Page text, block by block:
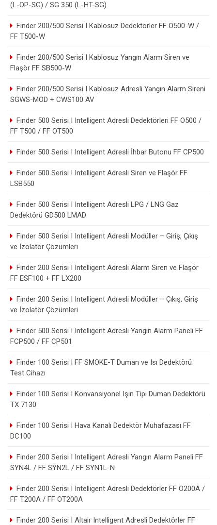
(L-OP-SG) / SG 350 (L-HT-SG)
Finder 200/500 Serisi I Kablosuz Dedektörler FF O500-W /
FF T500-W
Finder 200/500 Serisi I Kablosuz Yangın Alarm Siren ve
Flaşör FF SB500-W
Finder 200/500 Serisi I Kablosuz Adresli Yangın Alarm Sireni
SGWS-MOD + CWS100 AV
Finder 500 Serisi I Intelligent Adresli Dedektörleri FF O500 /
FF T500 / FF OT500
Finder 500 Serisi I Intelligent Adresli İhbar Butonu FF CP500
Finder 500 Serisi I Intelligent Adresli Siren ve Flaşör FF
LSB550
Finder 500 Serisi I Intelligent Adresli LPG / LNG Gaz
Dedektörü GD500 LMAD
Finder 500 Serisi I Intelligent Adresli Modüller – Giriş, Çıkış
ve İzolatör Çözümleri
Finder 200 Serisi I Intelligent Adresli Alarm Siren ve Flaşör
FF ESF100 + FF LX200
Finder 200 Serisi I Intelligent Adresli Modüller – Çıkış, Giriş
ve İzolatör Çözümleri
Finder 500 Serisi I Intelligent Adresli Yangın Alarm Paneli FF
FCP500 / FF CP501
Finder 100 Serisi I FF SMOKE-T Duman ve Isı Dedektörü
Test Cihazı
Finder 100 Serisi I Konvansiyonel Işın Tipi Duman Dedektörü
TX 7130
Finder 100 Serisi I Hava Kanalı Dedektör Muhafazası FF
DC100
Finder 200 Serisi I Intelligent Adresli Yangın Alarm Paneli FF
SYN4L / FF SYN2L / FF SYN1L-N
Finder 200 Serisi I Intelligent Adresli Dedektörler FF O200A /
FF T200A / FF OT200A
Finder 200 Serisi I Altair Intelligent Adresli Dedektörler FF